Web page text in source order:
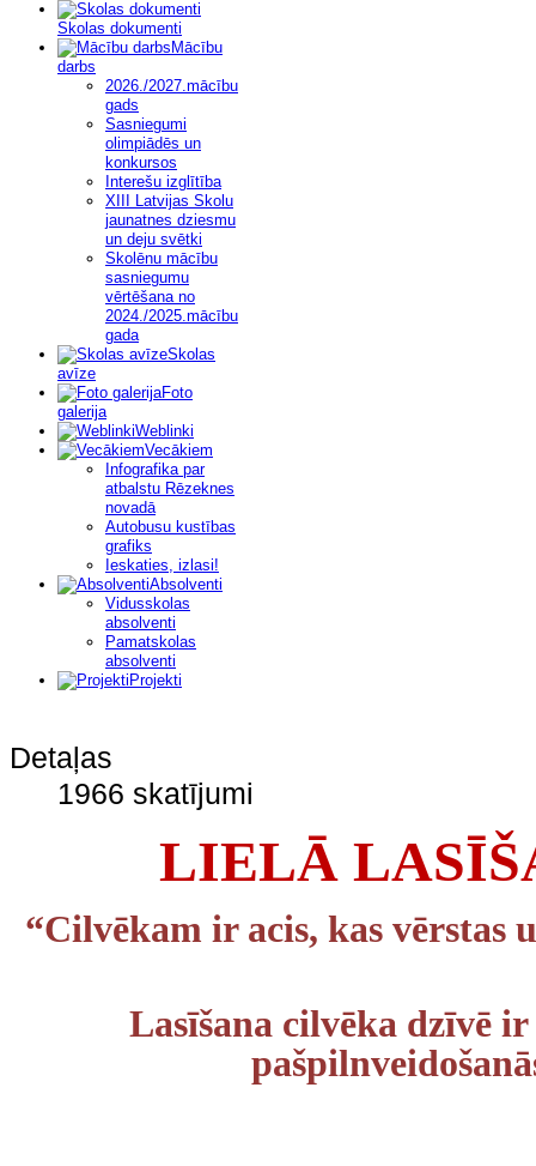
Skolas dokumenti
Mācību
darbs
2026./2027.mācību
gads
Sasniegumi
olimpiādēs un
konkursos
Interešu izglītība
XIII Latvijas Skolu
jaunatnes dziesmu
un deju svētki
Skolēnu mācību
sasniegumu
vērtēšana no
2024./2025.mācību
gada
Skolas
avīze
Foto
galerija
Weblinki
Vecākiem
Infografika par
atbalstu Rēzeknes
novadā
Autobusu kustības
grafiks
Ieskaties, izlasi!
Absolventi
Vidusskolas
absolventi
Pamatskolas
absolventi
Projekti
Detaļas
1966 skatījumi
LIELĀ
“Cilvēkam ir acis, kas vērstas
Lasīšana cilvēka dzīvē